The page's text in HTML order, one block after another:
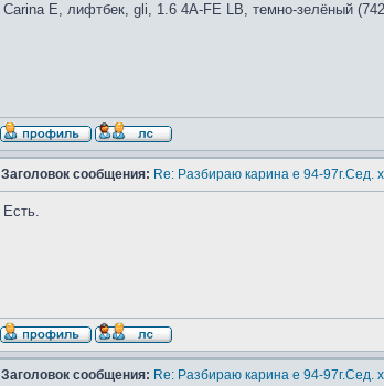
Carina E, лифтбек, gli, 1.6 4A-FE LB, темно-зелёный
Заголовок сообщения: Re: Разбираю карина е 94-97г.Сед.
Есть.
Заголовок сообщения: Re: Разбираю карина е 94-97г.Сед.